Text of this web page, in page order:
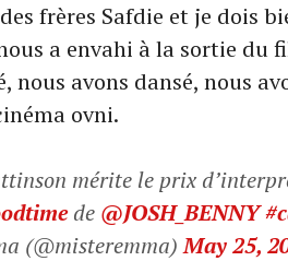
des frères Safdie et je dois
a envahi à la sortie du
nous avons dansé, nous
ovni.
mérite le prix
de @JOSH_BENNY
(@misteremma)May 25,